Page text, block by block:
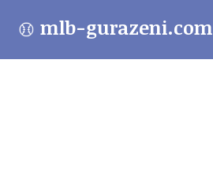
mlb-gurazeni.com